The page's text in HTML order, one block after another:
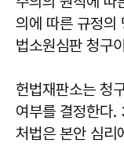
의에 따른 규정의
법소원심판 청구
헌법재판소는 청
여부를 결정한다
처법은 본안 심리